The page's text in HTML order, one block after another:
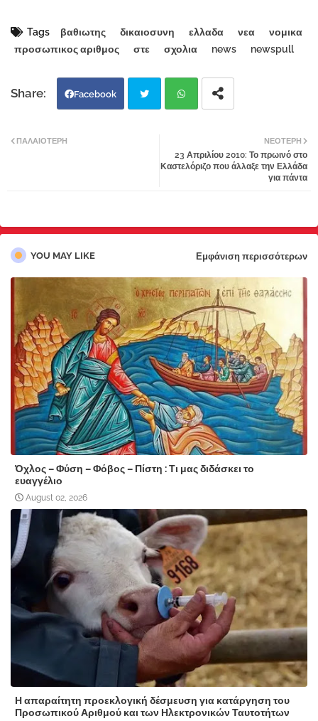
Tags βαθιωτης δικαιοσυνη ελλαδα νεα
νομικα
προσωπικος αριθμος
στε σχολια news newspull
Facebook
atsa
ΝΕΌΤΕΡΗ
23 Απριλίου 2010: Το πρωινό στο
Καστελόριζο που άλλαξε την Ελλάδα
για πάντα
ΠΑΛΑΙΌΤΕΡΗ
YOU MAY LIKE Εμφάνιση περισσότερων
Όχλος – Φύση – Φόβος – Πίστη : Τι μας διδάσκει το
ευαγγέλιο
August 02, 2026
Η απαραίτητη προεκλογική δέσμευση για κατάργηση του
Προσωπικού Αριθμού και των Ηλεκτρονικών Ταυτοτήτων